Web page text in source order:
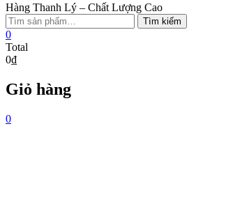
Hàng Thanh Lý – Chất Lượng Cao
Tìm
kiếm:
Tìm kiếm
0
Total
0₫
Giỏ hàng
0